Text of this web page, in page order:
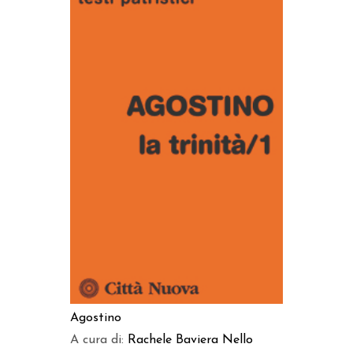
AGGIUNGI AL CARRELLO
Agostino
A cura di: Rachele Baviera Nello